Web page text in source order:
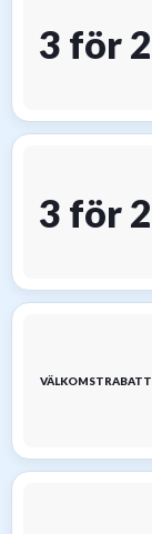
3 för 2
3 för 2
VÄLKOMSTRABATT